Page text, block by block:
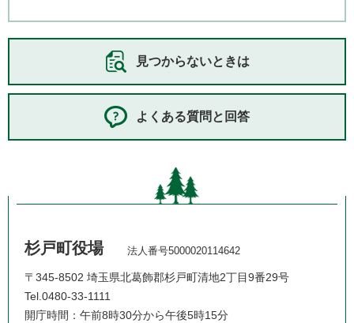
見つからないときは
よくある質問と回答
杉戸町役場 法人番号5000020114642
〒345-8502 埼玉県北葛飾郡杉戸町清地2丁目9番29号
Tel.0480-33-1111
開庁時間：午前8時30分から午後5時15分